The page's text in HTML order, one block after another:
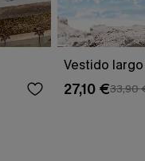
Vestido
27,10 €33,90